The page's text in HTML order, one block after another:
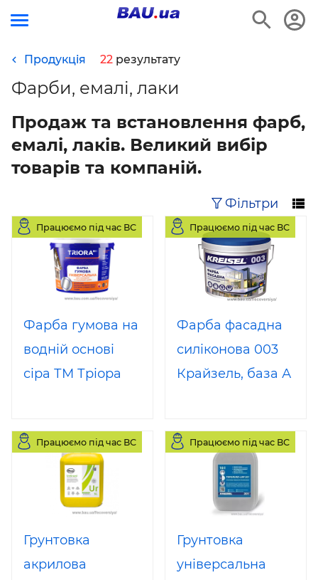
Продукція 22 результату
Фарби, емалі, лаки
Продаж та встановлення фарб,
емалі, лаків. Великий вибір
товарів та компаній.
Фільтри
Працюємо під час ВС
Фарба гумова на
водній основі
сіра ТМ Тріора
Працюємо під час ВС
Фарба фасадна
силіконова 003
Крайзель, база А
Працюємо під час ВС
Грунтовка
акрилова
Працюємо під час ВС
Грунтовка
універсальна